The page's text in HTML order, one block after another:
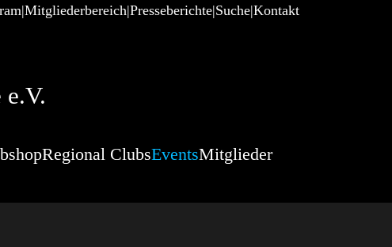
Mitgliederbereich Presseberichte Suche Kontakt
Regional ClubsEventsMitglieder